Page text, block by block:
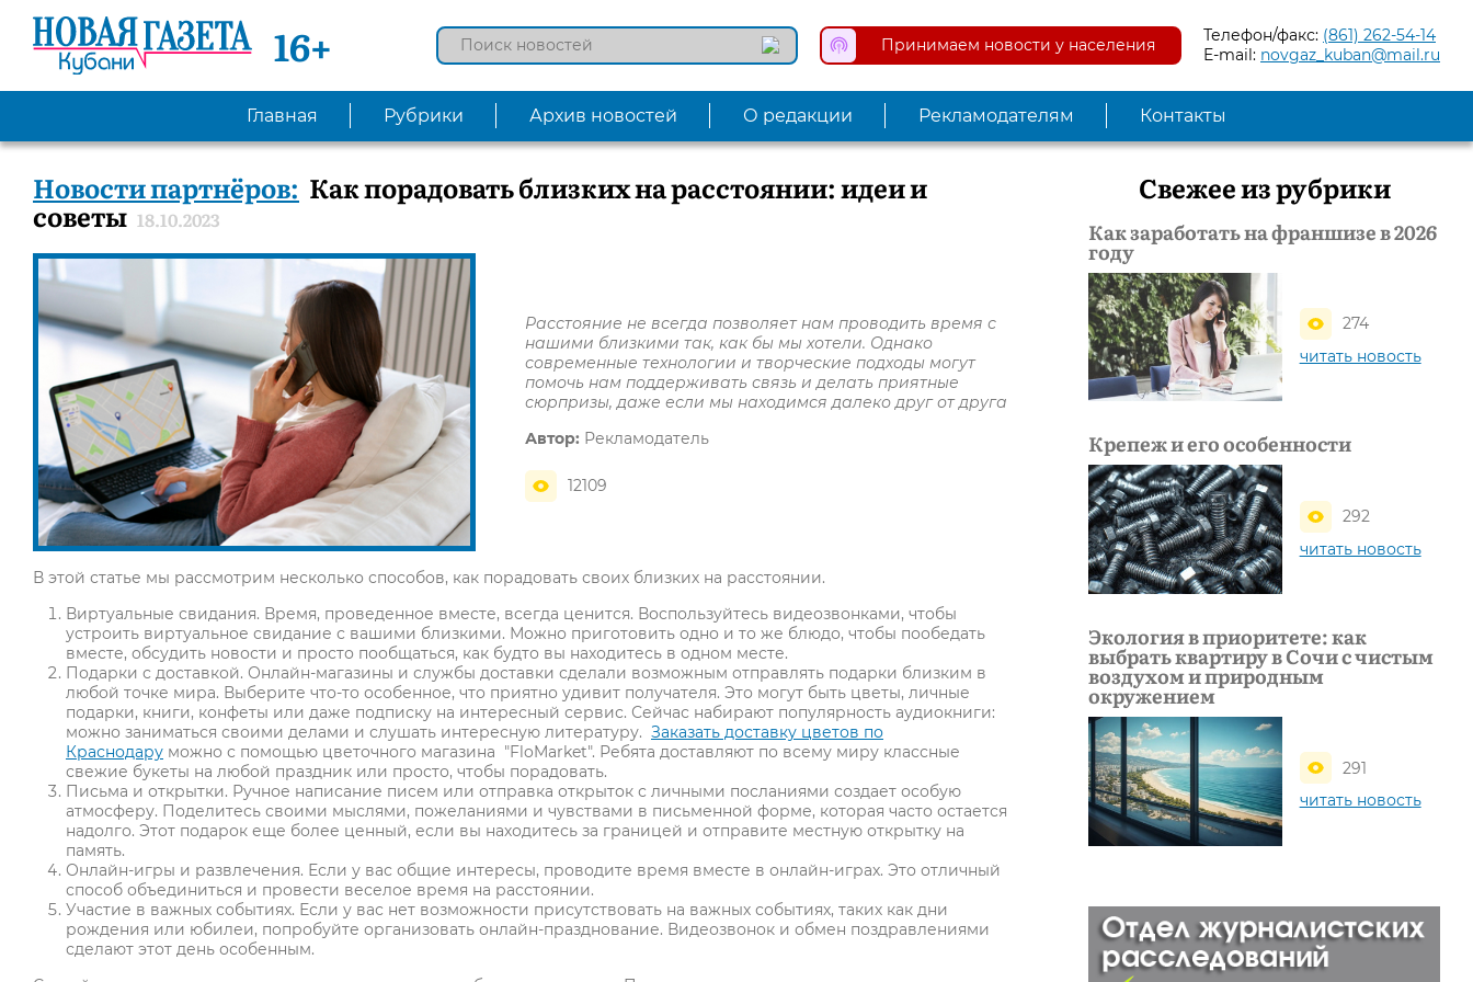
16+ Принимаем новости у населения Телефон/факс: (861) 262-54-14
E-mail: novgaz_kuban@mail.ru
Главная Рубрики Архив новостей О редакции Рекламодателям Контакты
Новости партнёров: Как порадовать близких на расстоянии: идеи и
советы 18.10.2023
Расстояние не всегда позволяет нам проводить время с
нашими близкими так, как бы мы хотели. Однако
современные технологии и творческие подходы могут
помочь нам поддерживать связь и делать приятные
сюрпризы, даже если мы находимся далеко друг от друга
Автор: Рекламодатель
12109
В этой статье мы рассмотрим несколько способов, как порадовать своих близких на расстоянии.
Виртуальные свидания. Время, проведенное вместе, всегда ценится. Воспользуйтесь видеозвонками, чтобы
устроить виртуальное свидание с вашими близкими. Можно приготовить одно и то же блюдо, чтобы пообедать
вместе, обсудить новости и просто пообщаться, как будто вы находитесь в одном месте.
Подарки с доставкой. Онлайн-магазины и службы доставки сделали возможным отправлять подарки близким в
любой точке мира. Выберите что-то особенное, что приятно удивит получателя. Это могут быть цветы, личные
подарки, книги, конфеты или даже подписку на интересный сервис. Сейчас набирают популярность аудиокниги:
можно заниматься своими делами и слушать интересную литературу. Заказать доставку цветов по
Краснодару можно с помощью цветочного магазина "FloMarket". Ребята доставляют по всему миру классные
свежие букеты на любой праздник или просто, чтобы порадовать.
Письма и открытки. Ручное написание писем или отправка открыток с личными посланиями создает особую
атмосферу. Поделитесь своими мыслями, пожеланиями и чувствами в письменной форме, которая часто остается
надолго. Этот подарок еще более ценный, если вы находитесь за границей и отправите местную открытку на
память.
Онлайн-игры и развлечения. Если у вас общие интересы, проводите время вместе в онлайн-играх. Это отличный
способ объединиться и провести веселое время на расстоянии.
Участие в важных событиях. Если у вас нет возможности присутствовать на важных событиях, таких как дни
рождения или юбилеи, попробуйте организовать онлайн-празднование. Видеозвонок и обмен поздравлениями
сделают этот день особенным.
Свежее из рубрики
Как заработать на франшизе в 2026
году
274
читать новость
Крепеж и его особенности
292
читать новость
Экология в приоритете: как
выбрать квартиру в Сочи с чистым
воздухом и природным
окружением
291
читать новость